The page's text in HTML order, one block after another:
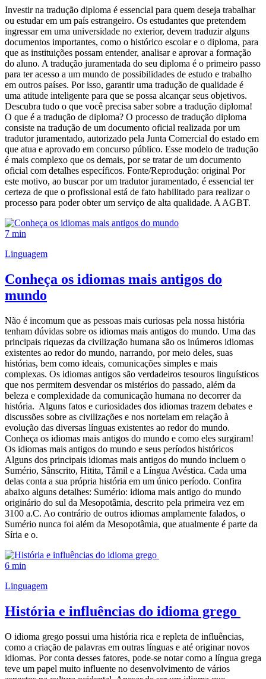
Investir na tradução diploma é essencial para quem deseja trabalhar
ou estudar em um país estrangeiro. Os estudantes que pretendem
ingressar em uma universidade no exterior, devem traduzir alguns
documentos importantes, como o histórico escolar e o diploma, para
que as instituições possam entender, analisar e aprovar a formação
do aluno. A tradução juramentada do seu diploma é o primeiro passo
para ter acesso a um mundo de possibilidades de estudo e trabalho
em outros países. Por isso, garantir uma tradução de qualidade é
uma atitude inteligente para que se possa alcançar seus objetivos.
Descubra tudo o que você precisa saber sobre a tradução diploma!
O que é a tradução de diploma? O processo de tradução diploma
consiste na tradução de um documento oficial realizada por um
tradutor juramentado, autorizado pela Junta Comercial do estado em
que atua e aprovado em concurso público. Esse modelo de tradução
é mais complexo que os demais, por se tratar de um documento
oficial com detalhes específicos. Fonte/Reprodução: original Por
este motivo, ao buscar por um tradutor juramentado, é essencial ter
certeza de que o profissional está de fato habilitado para realizar o
processo para poder obter um serviço de alta qualidade. A AGBT.
7 min
Linguagem
Conheça os idiomas mais antigos do
mundo
Não é incomum que as pessoas mais curiosas pela nossa história
tenham dúvidas sobre os idiomas mais antigos do mundo. Uma das
principais riquezas da civilização humana são os inúmeros idiomas
existentes ao redor do mundo, narrando, por meio deles, suas
histórias, bem como ideais, comunicações simples e mais
complexas. Os idiomas antigos são verdadeiros tesouros linguísticos
que nos permitem desvendar os mistérios do passado, além da
beleza e complexidade da comunicação humana no decorrer da
história. Alguns fatos e curiosidades dos idiomas trazem debates e
discussões sobre as civilizações e nos norteiam em relação à
evolução das diversas línguas existentes ao redor do mundo.
Conheça os idiomas mais antigos do mundo e como eles surgiram!
Os idiomas mais antigos do mundo e seus períodos históricos
Alguns dos principais idiomas mais antigos do mundo incluem o
Sumério, Sânscrito, Hitita, Tâmil e a Língua Avéstica. Cada uma
delas conta a sua própria história em um único período. Confira
abaixo alguns detalhes: Sumério: idioma mais antigo do mundo
originário do sul da Mesopotâmia, descrito pela primeira vez em
3100 a.C. Ao contrário de outros idiomas amplamente falados, o
Sumério nunca foi além da Mesopotâmia, que atualmente é parte da
Síria e o.
6 min
Linguagem
História e influências do idioma grego
O idioma grego possui uma história rica e repleta de influências,
como a criação de palavras em outras línguas e até originar novos
idiomas. Por conta desses fatores, pode-se notar como a língua grega
teve um papel muito influente no desenvolvimento de vários